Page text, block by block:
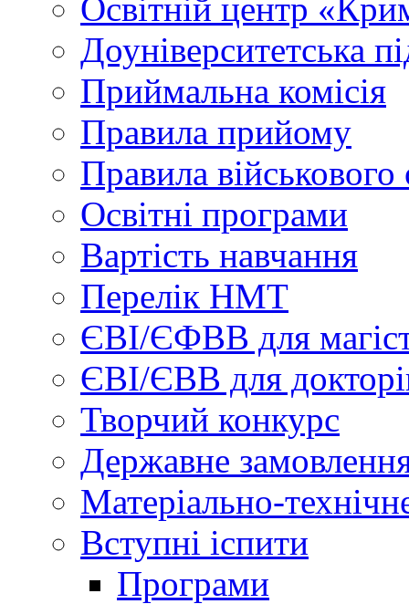
Освітній центр
Доуніверситетська
Приймальна комісія
Правила прийому
Правила військового
Освітні програми
Вартість навчання
Перелік НМТ
ЄВІ/ЄФВВ для
ЄВІ/ЄВВ для
Творчий конкурс
Державне
Матеріально-
Вступні іспити
Програми